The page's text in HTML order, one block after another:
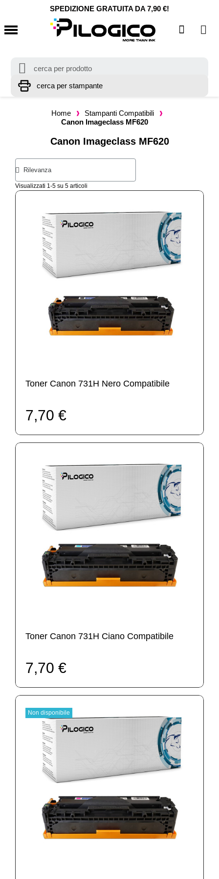
SPEDIZIONE GRATUITA DA 7,90 €!
Home
Stampanti Compatibili
Canon Imageclass MF620
Canon Imageclass MF620
Visualizzati 1-5 su 5 articoli
Toner Canon 731H Nero Compatibile
7,70 €
Toner Canon 731H Ciano Compatibile
7,70 €
Non disponibile